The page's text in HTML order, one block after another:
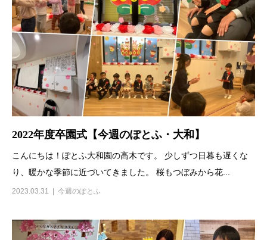
2022年度卒園式【今週のぽとふ・大和】
こんにちは！ぽとふ大和園の高木です。 少しずつ日暮も遅くな
り、暖かな季節に近づいてきました。 桜もつぼみから花...
2023.03.31 今週のぽとふ